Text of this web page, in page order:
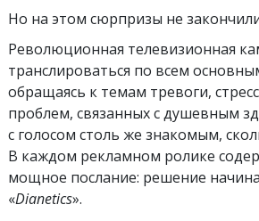
Но на этом сюрпризы не
Революционная телевизионная
транслироваться по всем
обращаясь к темам тревоги,
проблем, связанных с душевным
с голосом столь же знакомым,
В каждом рекламном ролике
мощное послание: решение
«Dianetics».